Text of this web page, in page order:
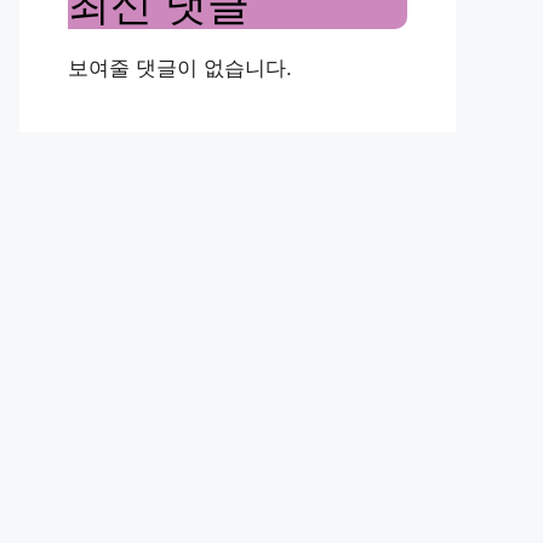
보여줄 댓글이 없습니다.